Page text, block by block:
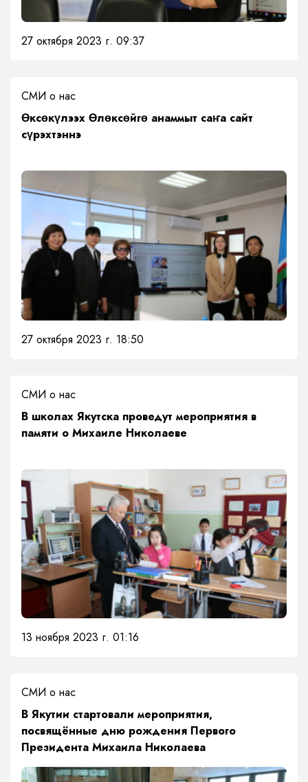
27 октября 2023 г. 09:37
СМИ о нас
Өксөкүлээх Өлөксөйгө анаммыт саҥа сайт
сүрэхтэннэ
27 октября 2023 г. 18:50
СМИ о нас
В школах Якутска проведут мероприятия в
памяти о Михаиле Николаеве
13 ноября 2023 г. 01:16
СМИ о нас
​В Якутии стартовали мероприятия,
посвящённые дню рождения Первого
Президента Михаила Николаева